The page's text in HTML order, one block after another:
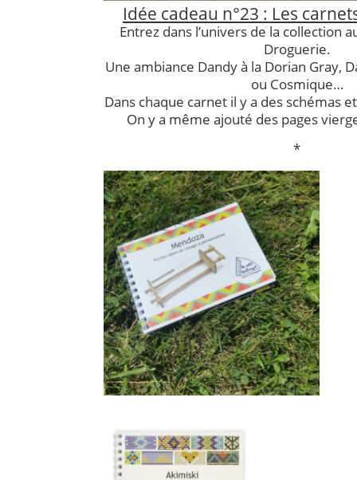
Idée cadeau n°23 : Les
Entrez dans l’univers de la collection
Droguerie.
Une ambiance Dandy à la Dorian Gray,
ou Cosmique…
Dans chaque carnet il y a des schémas
On y a même ajouté des pages
*